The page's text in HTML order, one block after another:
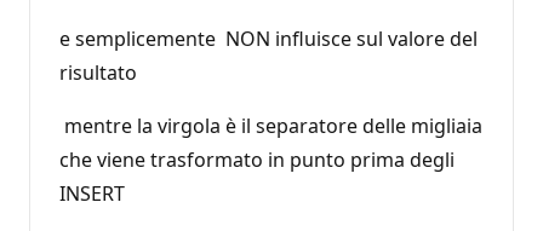
e semplicemente NON influisce sul valore del
risultato
mentre la virgola è il separatore delle migliaia
che viene trasformato in punto prima degli
INSERT